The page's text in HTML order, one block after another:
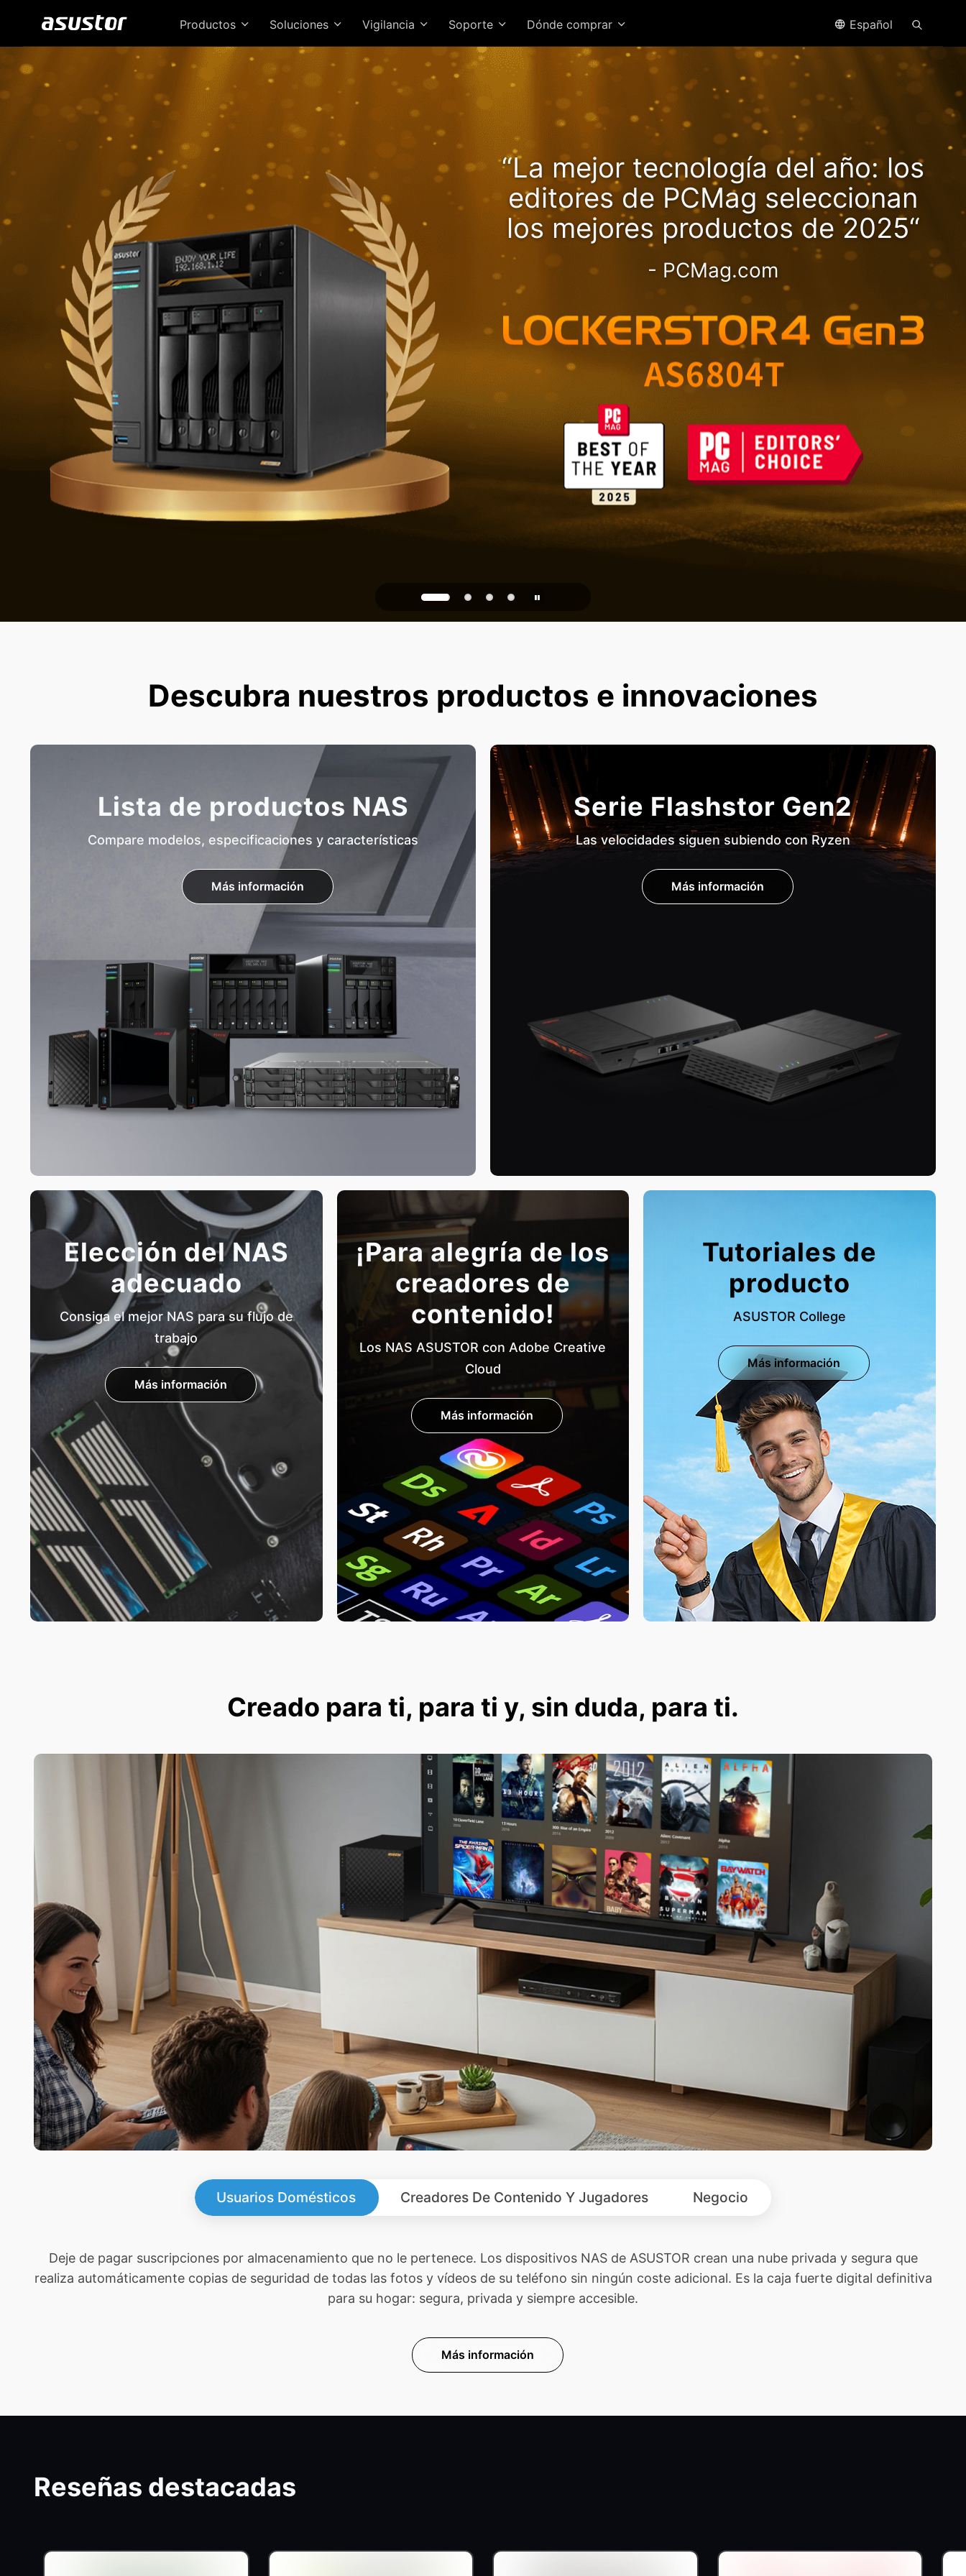
Productos Soluciones Vigilancia Soporte Dónde comprar Español
“La mejor tecnología del año: los
editores de PCMag seleccionan
los mejores productos de 2025“
- PCMag.com
¡El Lockerstor 24R Pro Gen2 trae
velocidades en alza con Ryzen!
NAS de alto valor 2.5GbE
Almacenamiento confiable para el
hogar y la oficina
PQC Ready
Defenderse de los ataques cuánticos del futuro
Descubra nuestros productos e innovaciones
Lista de productos NAS
Compare modelos, especificaciones y características
Más información
Serie Flashstor Gen2
Las velocidades siguen subiendo con Ryzen
Más información
Elección del NAS
adecuado
Consiga el mejor NAS para su flujo de
trabajo
Más información
¡Para alegría de los
creadores de
contenido!
Los NAS ASUSTOR con Adobe Creative
Cloud
Más información
Tutoriales de
producto
ASUSTOR College
Más información
Creado para ti, para ti y, sin duda, para ti.
Usuarios Domésticos Creadores De Contenido Y Jugadores Negocio
Deje de pagar suscripciones por almacenamiento que no le pertenece. Los dispositivos NAS de ASUSTOR crean una nube privada y segura que
realiza automáticamente copias de seguridad de todas las fotos y vídeos de su teléfono sin ningún coste adicional. Es la caja fuerte digital definitiva
para su hogar: segura, privada y siempre accesible.
Más información
Reseñas destacadas